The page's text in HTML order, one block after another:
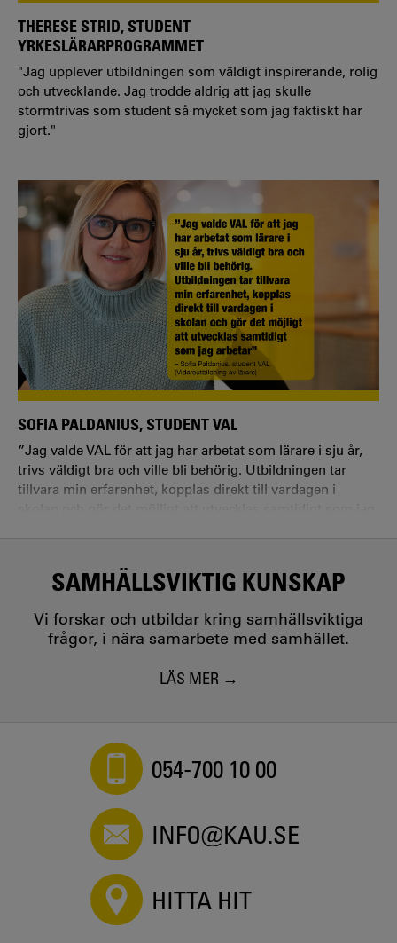
THERESE STRID, STUDENT
YRKESLÄRARPROGRAMMET
"Jag upplever utbildningen som väldigt inspirerande, rolig
och utvecklande. Jag trodde aldrig att jag skulle
stormtrivas som student så mycket som jag faktiskt har
gjort."
SOFIA PALDANIUS, STUDENT VAL
”Jag valde VAL för att jag har arbetat som lärare i sju år,
trivs väldigt bra och ville bli behörig. Utbildningen tar
tillvara min erfarenhet, kopplas direkt till vardagen i
SAMHÄLLSVIKTIG KUNSKAP
Vi forskar och utbildar kring samhällsviktiga
frågor, i nära samarbete med samhället.
LÄS MER
054-700 10 00
INFO@KAU.SE
HITTA HIT